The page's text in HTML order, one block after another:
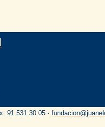
91 531 30 05·